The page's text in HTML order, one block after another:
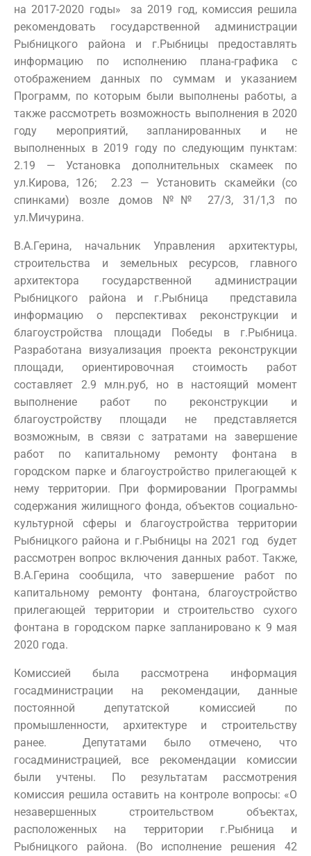
на 2017-2020 годы» за 2019 год, комиссия решила
рекомендовать государственной администрации
Рыбницкого района и г.Рыбницы предоставлять
информацию по исполнению плана-графика с
отображением данных по суммам и указанием
Программ, по которым были выполнены работы, а
также рассмотреть возможность выполнения в 2020
году мероприятий, запланированных и не
выполненных в 2019 году по следующим пунктам:
2.19 — Установка дополнительных скамеек по
ул.Кирова, 126; 2.23 — Установить скамейки (со
спинками) возле домов №№ 27/3, 31/1,3 по
ул.Мичурина.
В.А.Герина, начальник Управления архитектуры,
строительства и земельных ресурсов, главного
архитектора государственной администрации
Рыбницкого района и г.Рыбница представила
информацию о перспективах реконструкции и
благоустройства площади Победы в г.Рыбница.
Разработана визуализация проекта реконструкции
площади, ориентировочная стоимость работ
составляет 2.9 млн.руб, но в настоящий момент
выполнение работ по реконструкции и
благоустройству площади не представляется
возможным, в связи с затратами на завершение
работ по капитальному ремонту фонтана в
городском парке и благоустройство прилегающей к
нему территории. При формировании Программы
содержания жилищного фонда, объектов социально-
культурной сферы и благоустройства территории
Рыбницкого района и г.Рыбницы на 2021 год будет
рассмотрен вопрос включения данных работ. Также,
В.А.Герина сообщила, что завершение работ по
капитальному ремонту фонтана, благоустройство
прилегающей территории и строительство сухого
фонтана в городском парке запланировано к 9 мая
2020 года.
Комиссией была рассмотрена информация
госадминистрации на рекомендации, данные
постоянной депутатской комиссией по
промышленности, архитектуре и строительству
ранее. Депутатами было отмечено, что
госадминистрацией, все рекомендации комиссии
были учтены. По результатам рассмотрения
комиссия решила оставить на контроле вопросы: «О
незавершенных строительством объектах,
расположенных на территории г.Рыбница и
Рыбницкого района. (Во исполнение решения 42